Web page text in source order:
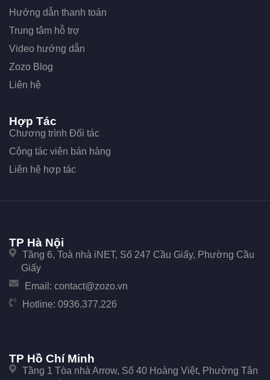
Hướng dẫn thanh toán
Trung tâm hỗ trợ
Video hướng dẫn
Zozo Blog
Liên hệ
Hợp Tác
Chương trình Đối tác
Cộng tác viên bán hàng
Liên hệ hợp tác
TP Hà Nội
Tầng 6, Toà nhà iNET, Số 247 Cầu Giấy, Phường Cầu
Giấy
Email: contact@zozo.vn
Hotline: 0936.377.226
TP Hồ Chí Minh
Tầng 1 Tòa nhà Arrow, Số 40 Hoàng Việt, Phường Tân